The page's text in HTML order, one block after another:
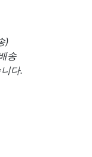
)
송
다.